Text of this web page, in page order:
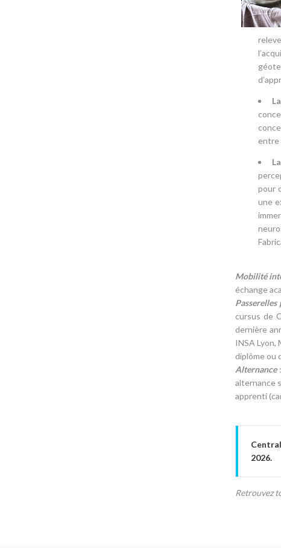
entre
pour
une
Mobilité
échange
Passerelles
cursus de
dernière
INSA Lyon,
diplôme ou
Alternance:
alternance
apprenti
2026.
Retrouvez